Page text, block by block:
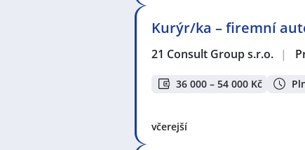
Kurýr/ka – firemní
21 Consult Group s.r.o. |
36 000 – 54 000 Kč
včerejší